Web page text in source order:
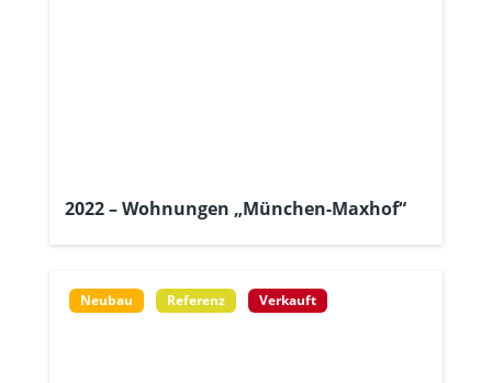
2022 – Wohnungen „München-Maxhof“
Neubau Referenz Verkauft